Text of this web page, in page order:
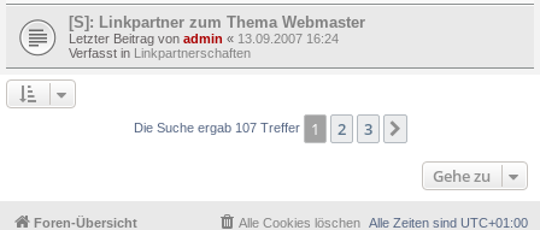
[S]: Linkpartner zum Thema Webmaster
Letzter Beitrag von admin « 13.09.2007 16:24
Verfasst in Linkpartnerschaften
Die Suche ergab 107 Treffer 1 2 3
Gehe zu
Foren-Übersicht Alle Zeiten sind UTC+01:00
Alle Cookies löschen